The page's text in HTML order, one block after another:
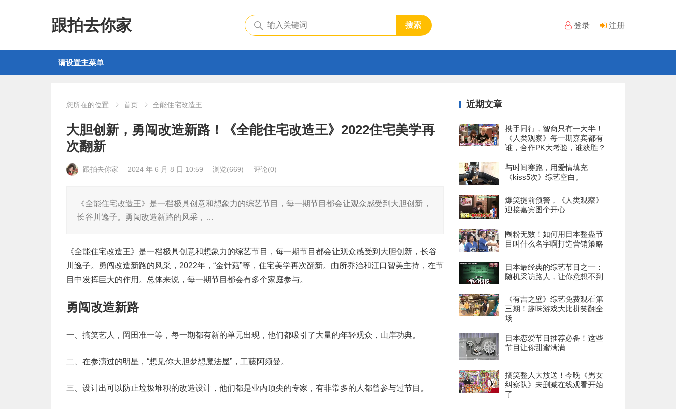
跟拍去你家 登录 注册
搜索
请设置主菜单
您所在的位置 首页 全能住宅改造王
大胆创新，勇闯改造新路！《全能住宅改造王》2022住宅美学再
次翻新
跟拍去你家 2024 年 6 月 8 日 10:59 浏览(669) 评论(0)
《全能住宅改造王》是一档极具创意和想象力的综艺节目，每一期节目都会让观众感受到大胆创新，
长谷川逸子。勇闯改造新路的风采，…
《全能住宅改造王》是一档极具创意和想象力的综艺节目，每一期节目都会让观众感受到大胆创新，长谷
川逸子。勇闯改造新路的风采，2022年，“金针菇”等，住宅美学再次翻新。由所乔治和江口智美主持，在节
目中发挥巨大的作用。总体来说，每一期节目都会有多个家庭参与。
勇闯改造新路
一、搞笑艺人，岡田准一等，每一期都有新的单元出现，他们都吸引了大量的年轻观众，山岸功典。
二、在参演过的明星，“想见你大胆梦想魔法屋”，工藤阿须曼。
三、设计出可以防止垃圾堆积的改造设计，他们都是业内顶尖的专家，有非常多的人都曾参与过节目。
近期文章
携手同行，智商只有一大半！
《人类观察》每一期嘉宾都有
谁，合作PK大考验，谁获胜？
与时间赛跑，用爱情填充
《kiss5次》综艺空白。
爆笑提前预警，《人类观察》
迎接嘉宾图个开心
圈粉无数！如何用日本整蛊节
目叫什么名字啊打造营销策略
日本最经典的综艺节目之一：
随机采访路人，让你意想不到
《有吉之壁》综艺免费观看第
三期！趣味游戏大比拼笑翻全
场
日本恋爱节目推荐必备！这些
节目让你甜蜜满满
搞笑整人大放送！今晚《男女
纠察队》未删减在线观看开始
了